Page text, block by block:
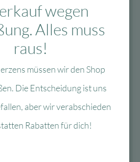
wegen
Alles muss
raus!
müssen wir den Shop
Die Entscheidung ist uns
aber wir verabschieden
Rabatten für dich!